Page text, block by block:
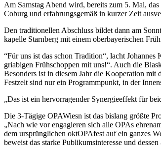
Am Samstag Abend wird, bereits zum 5. Mal,
Coburg und erfahrungsgemäß in kurzer Zeit
Den traditionellen Abschluss bildet dann am
kapelle Starnberg mit einem oberbayerischen
“Für uns ist das schon Tradition“, lacht
griabigen Frühschoppen mit uns!“. Auch die
Besonders ist in diesem Jahr die Kooperation
Festzelt sind nur ein Programmpunkt, in der
„Das ist ein hervorragender Synergieeffekt für
Die 3-Tägige OPAWiesn ist das bislang größte
„Nach wie vor engagieren sich alle OPAs
dem ursprünglichen oktOPAfest auf ein ganzes
beweist das starke Publikumsinteresse und